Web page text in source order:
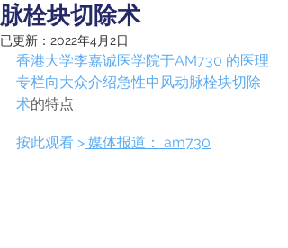
脉栓块切除术
已更新： 2022年4月2日
香港大学李嘉诚医学院于AM730 的医理
专栏向大众介绍急性中风动脉栓块切除
术的特点
按此观看 > 媒体报道： am730